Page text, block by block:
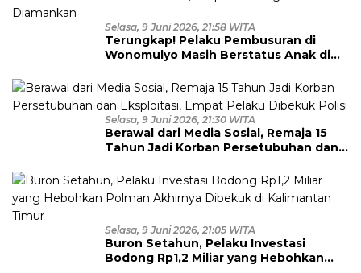
Selasa, 9 Juni 2026, 21:58 WITA
Terungkap! Pelaku Pembusuran di
Wonomulyo Masih Berstatus Anak di
Diamankan
Selasa, 9 Juni 2026, 21:30 WITA
Berawal dari Media Sosial, Remaja 15
Tahun Jadi Korban Persetubuhan dan
Polisi
Selasa, 9 Juni 2026, 21:05 WITA
Buron Setahun, Pelaku Investasi
Bodong Rp1,2 Miliar yang Hebohkan